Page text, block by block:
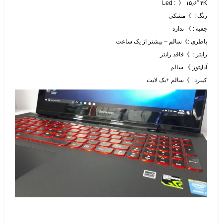
Led : 》 ۱۵٫۶″ ۴K
رنگ : 》مشکی
جعبه : 》 ندارد
باطری :》سالم – بیشتر از یک ساعت
رایتر : 》فاقد رایتر
آداپتور:》 سالم
کیبرد : 》سالم +بک لایت